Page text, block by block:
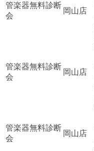
管楽器無料診断
会
岡山店
管楽器無料診断
会
岡山店
管楽器無料診断
会
岡山店